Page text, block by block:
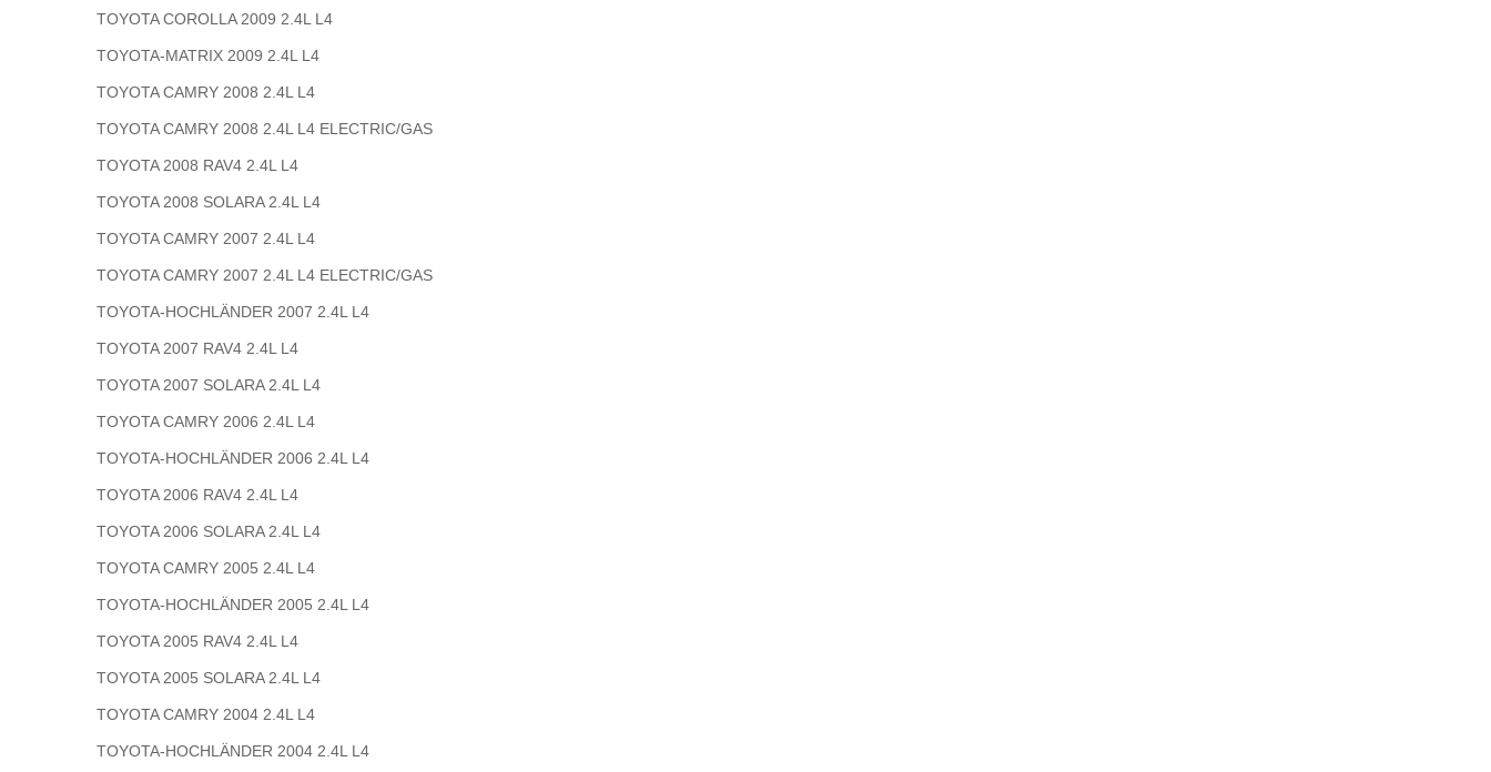
TOYOTA COROLLA 2009 2.4L L4
TOYOTA-MATRIX 2009 2.4L L4
TOYOTA CAMRY 2008 2.4L L4
TOYOTA CAMRY 2008 2.4L L4 ELECTRIC/GAS
TOYOTA 2008 RAV4 2.4L L4
TOYOTA 2008 SOLARA 2.4L L4
TOYOTA CAMRY 2007 2.4L L4
TOYOTA CAMRY 2007 2.4L L4 ELECTRIC/GAS
TOYOTA-HOCHLÄNDER 2007 2.4L L4
TOYOTA 2007 RAV4 2.4L L4
TOYOTA 2007 SOLARA 2.4L L4
TOYOTA CAMRY 2006 2.4L L4
TOYOTA-HOCHLÄNDER 2006 2.4L L4
TOYOTA 2006 RAV4 2.4L L4
TOYOTA 2006 SOLARA 2.4L L4
TOYOTA CAMRY 2005 2.4L L4
TOYOTA-HOCHLÄNDER 2005 2.4L L4
TOYOTA 2005 RAV4 2.4L L4
TOYOTA 2005 SOLARA 2.4L L4
TOYOTA CAMRY 2004 2.4L L4
TOYOTA-HOCHLÄNDER 2004 2.4L L4